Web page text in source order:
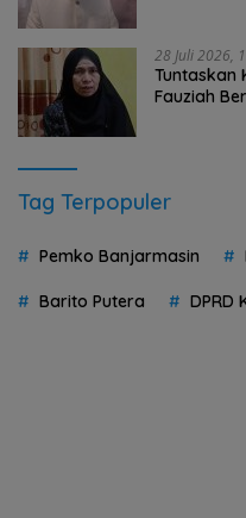
28 Juli 2026,
Tuntaskan
Fauziah
Tag Terpopuler
Pemko Banjarmasin
Barito Putera DPRD